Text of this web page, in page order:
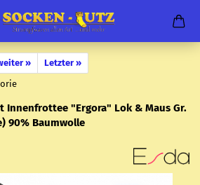
»
Letzter »
In­nen­frot­tee "Er­go­ra" Lok & Maus Gr.
90% Baum­wol­le